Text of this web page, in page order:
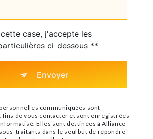
case, j'accepte les
ci-dessous **
Envoyer
communiquées sont
fins de vous contacter et sont enregistrées
Elles sont destinées à Alliance
traitants dans le seul but de répondre